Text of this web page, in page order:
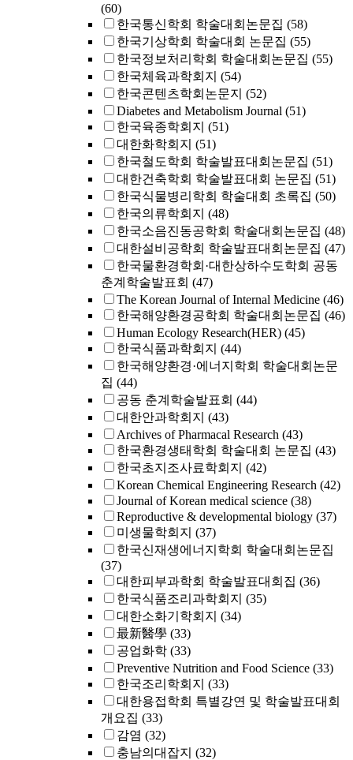
(60)
한국통신학회 학술대회논문집 (58)
한국기상학회 학술대회 논문집 (55)
한국정보처리학회 학술대회논문집 (55)
한국체육과학회지 (54)
한국콘텐츠학회논문지 (52)
Diabetes and Metabolism Journal (51)
한국육종학회지 (51)
대한화학회지 (51)
한국철도학회 학술발표대회논문집 (51)
대한건축학회 학술발표대회 논문집 (51)
한국식물병리학회 학술대회 초록집 (50)
한국의류학회지 (48)
한국소음진동공학회 학술대회논문집 (48)
대한설비공학회 학술발표대회논문집 (47)
한국물환경학회·대한상하수도학회 공동
춘계학술발표회 (47)
The Korean Journal of Internal Medicine (46)
한국해양환경공학회 학술대회논문집 (46)
Human Ecology Research(HER) (45)
한국식품과학회지 (44)
한국해양환경·에너지학회 학술대회논문
집 (44)
공동 춘계학술발표회 (44)
대한안과학회지 (43)
Archives of Pharmacal Research (43)
한국환경생태학회 학술대회 논문집 (43)
한국초지조사료학회지 (42)
Korean Chemical Engineering Research (42)
Journal of Korean medical science (38)
Reproductive & developmental biology (37)
미생물학회지 (37)
한국신재생에너지학회 학술대회논문집
(37)
대한피부과학회 학술발표대회집 (36)
한국식품조리과학회지 (35)
대한소화기학회지 (34)
最新醫學 (33)
공업화학 (33)
Preventive Nutrition and Food Science (33)
한국조리학회지 (33)
대한용접학회 특별강연 및 학술발표대회
개요집 (33)
감염 (32)
충남의대잡지 (32)